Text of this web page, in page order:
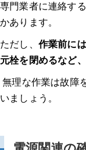
専門業者に連絡す
かあります。
ただし、 作業前に
元栓を閉めるなど
無理な作業は故障
いましょう。